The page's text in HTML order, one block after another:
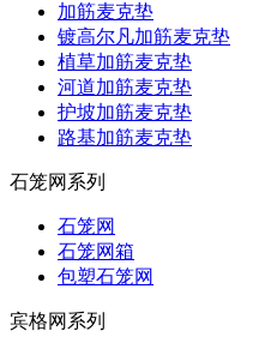
加筋麦克垫
镀高尔凡加筋麦克垫
植草加筋麦克垫
河道加筋麦克垫
护坡加筋麦克垫
路基加筋麦克垫
石笼网系列
石笼网
石笼网箱
包塑石笼网
宾格网系列